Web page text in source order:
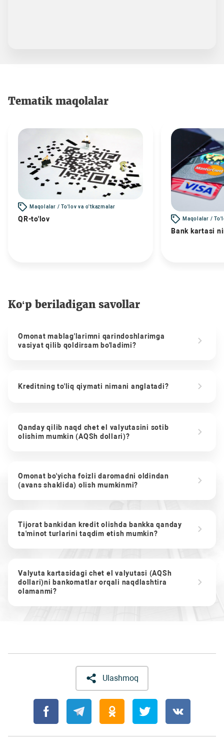
Tematik maqolalar
Maqolalar / To'lov va o'tkazmalar
QR-to'lov Maqolalar /
Bank kartasi
Ko‘p beriladigan savollar
Omonat mablag'larimni qarindoshlarimga
vasiyat qilib qoldirsam bo'ladimi?
Kreditning to'liq qiymati nimani anglatadi?
Qanday qilib naqd chet el valyutasini sotib
olishim mumkin (AQSh dollari)?
Omonat bo'yicha foizli daromadni oldindan
(avans shaklida) olish mumkinmi?
Tijorat bankidan kredit olishda bankka qanday
ta'minot turlarini taqdim etish mumkin?
Valyuta kartasidagi chet el valyutasi (AQSh
dollari)ni bankomatlar orqali naqdlashtira
olamanmi?
Ulashmoq